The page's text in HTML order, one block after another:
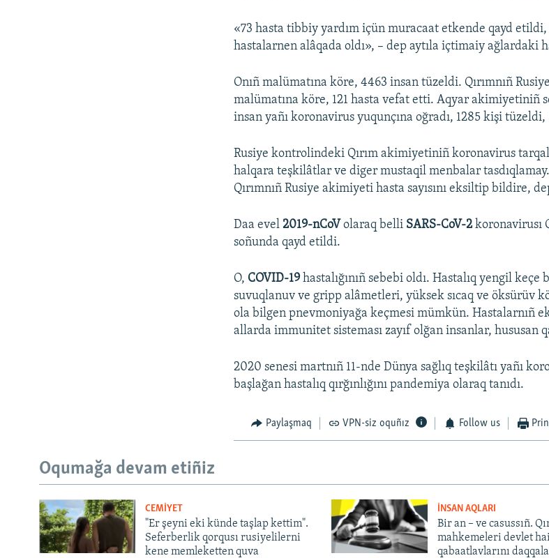
«73 hasta tibbiy yardım içün muracaat etkende qayd
hastalarnen alâqada oldı», – dep aytıla içtimaiy ağlardaki
Onıñ malümatına köre, 4463 insan tüzeldi. Qırımnıñ
malümatına köre, 121 hasta vefat etti. Aqyar akimiyetiniñ
insan yañı koronavirus yuqunçına oğradı, 1285 kişi
Rusiye kontrolindeki Qırım akimiyetiniñ koronavirus
halqara teşkilâtlar ve diger mustaqil menbalar tasdıqlamay.
Qırımnıñ Rusiye akimiyeti hasta sayısını eksiltip bildire,
Daa evel2019-nCoVolaraq belli SARS-CoV-2koronavirusı
soñunda qayd etildi.
O, COVID-19 hastalığınıñ sebebi oldı. Hastalıq yengil keçe
suvuqlanuv ve gripp alâmetleri, yüksek sıcaq ve öksürüv
ola bilgen pnevmoniyağa keçmesi mümkün. Hastalarnıñ
allarda immunitet sisteması zayıf olğan insanlar, hususan
2020 senesi martnıñ 11-nde Dünya sağlıq teşkilâtı yañı
başlağan hastalıq qırğınlığını pandemiya olaraq tanıdı.
Paylaşmaq VPN-siz oquñız Follow us
Oqumağa devam etiñiz
CEMİYET
"Er şeyni eki künde taşlap kettim".
Seferberlik qorqusı rusiyelilerni
kene memleketten quva
İNSAN AQLARI
Bir an – ve casussıñ.
mahkemeleri devlet
qabaatlavlarını